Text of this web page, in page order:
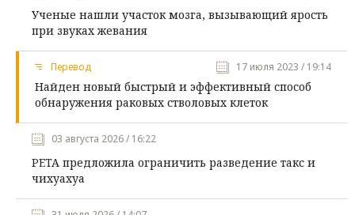
Ученые нашли участок мозга, вызывающий ярость
при звуках жевания
Перевод 17 июля 2023 / 19:14
Найден новый быстрый и эффективный способ
обнаружения раковых стволовых клеток
03 августа 2026 / 16:22
PETA предложила ограничить разведение такс и
чихуахуа